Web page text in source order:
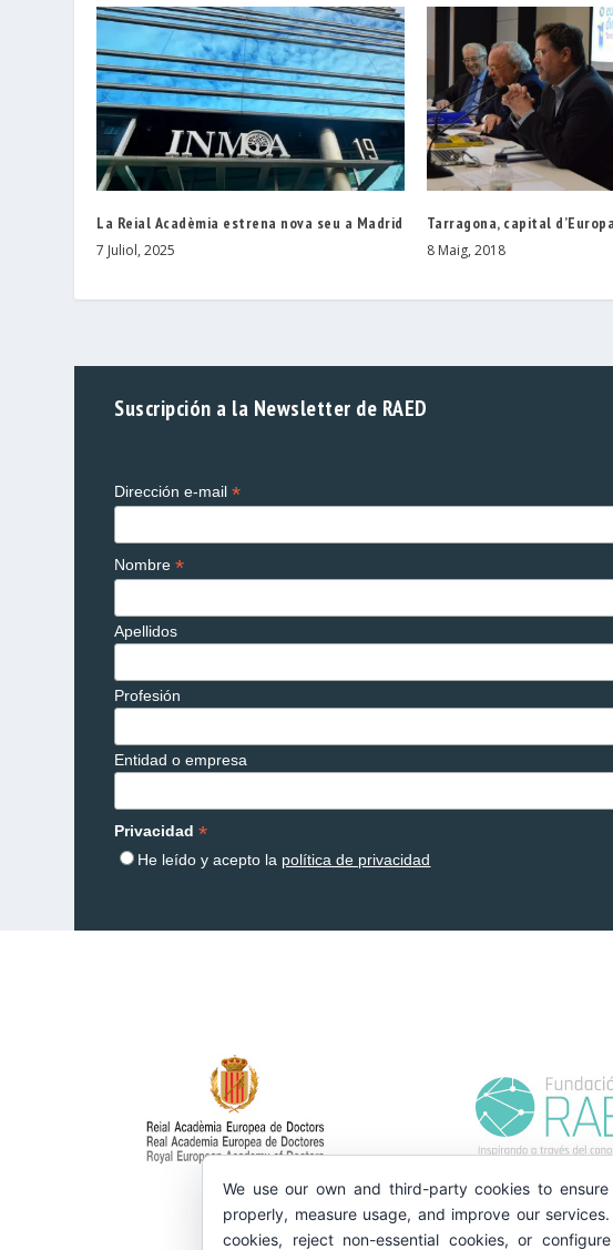
La Reial Acadèmia estrena nova seu a Madrid
7 Juliol, 2025
Tarragona, capital d’Europa
8 Maig, 2018
Suscripción a la Newsletter de RAED
Dirección e-mail*
Nombre*
Apellidos
Profesión
Entidad o empresa
Privacidad*
He leído y acepto la política de privacidad
We use our own and third-party cookies to
properly, measure usage, and improve our
cookies, reject non-essential cookies, or